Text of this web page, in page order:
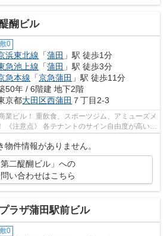
醐ビル
敷0
浜東北線 「蒲田 」駅 徒歩1分
急池上線 「蒲田 」駅 徒歩3分
急本線 「京急蒲田 」駅 徒歩11分
50年 / 6階建 地下2階
京都大田区西蒲田 ７丁目2-3
業ビル！ 重飲食、スポーツジム、アミューズメ
物件情報がありません。
第二醍醐ビル」への
い合わせはこちら
ラザ蒲田駅前ビル
敷0